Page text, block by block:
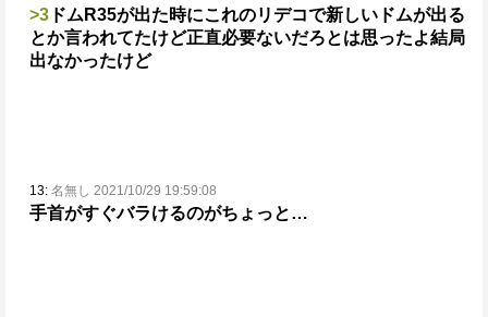
>3 ドムR35が出た時にこれのリデコで新しいドムが出る
とか言われてたけど正直必要ないだろとは思ったよ結局
出なかったけど
13: 名無し 2021/10/29 19:59:08
手首がすぐバラけるのがちょっと…